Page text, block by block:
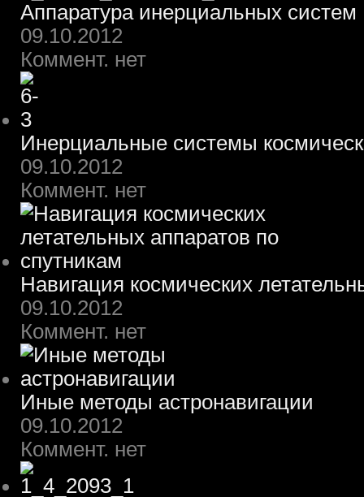
Аппаратура инерциальных систем
09.10.2012
Коммент. нет
Инерциальные системы
09.10.2012
Коммент. нет
Навигация космических
09.10.2012
Коммент. нет
Иные методы астронавигации
09.10.2012
Коммент. нет